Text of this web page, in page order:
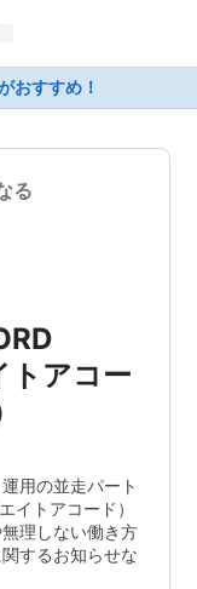
おすすめ！
る
トアコー
用の並走パート
イトアコード）
理しない働き方
するお知らせな